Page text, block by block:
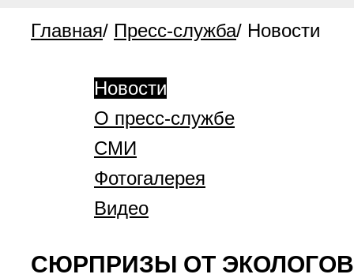
Главная/ Пресс-служба/ Новости
Новости
О пресс-службе
СМИ
Фотогалерея
Видео
СЮРПРИЗЫ ОТ